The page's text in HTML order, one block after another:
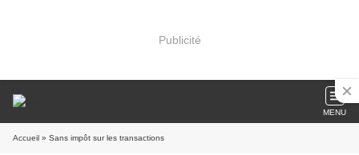
Publicité
MENU
Accueil » Sans impôt sur les transactions